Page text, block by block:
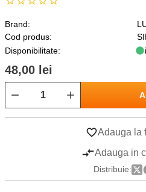
Brand:
Cod produs:
Disponibilitate:
48,00 lei
Adauga la
Adauga in
Distribuie: